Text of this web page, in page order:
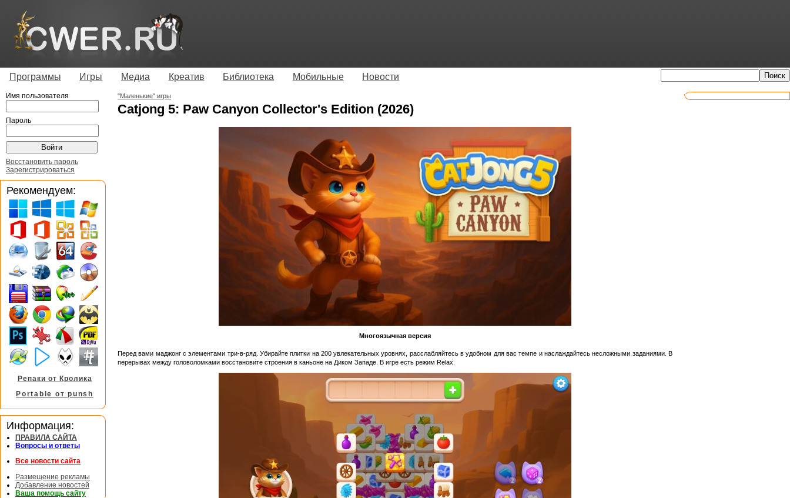
Программы Игры Медиа Креатив Библиотека Мобильные Новости
"Маленькие" игры
Catjong 5: Paw Canyon Collector's Edition (2026)
Многоязычная версия
Перед вами маджонг с элементами три-в-ряд. Убирайте плитки на 200 увлекательных уровнях, расслабляйтесь в удобном для вас темпе и наслаждайтесь несложными заданиями. В
перерывах между головоломками восстановите строения в каньоне на Диком Западе. В игре есть режим Relax.
Имя пользователя
Пароль
Восстановить пароль
Зарегистрироваться
Рекомендуем:
Репаки от Кролика
Portable от punsh
Информация:
ПРАВИЛА САЙТА
Вопросы и ответы
Все новости сайта
Размещение рекламы
Добавление новостей
Ваша помощь сайту